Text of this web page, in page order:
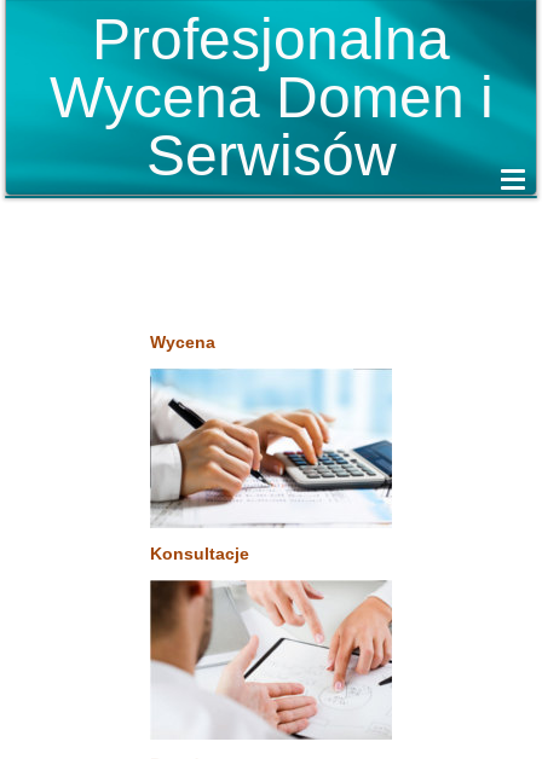
Profesjonalna
Wycena Domen i
Serwisów
Wycena
Konsultacje